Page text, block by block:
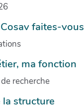
faites-
ma fonction
recherche
la structure